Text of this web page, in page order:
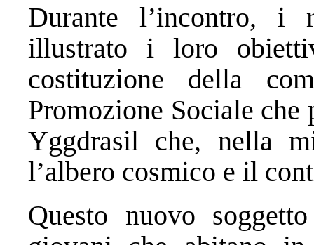
Durante l’incontro, i
illustrato i loro
costituzione della
Promozione Sociale
Yggdrasil che, nella
l’albero cosmico e il
Questo nuovo